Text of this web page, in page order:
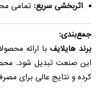
اثربخشی سریع: تمامی
جمع‌بندی:
برند هایلایفبا ارائه
این صنعت تبدیل شود.
کرده و نتایج عالی برای